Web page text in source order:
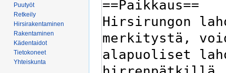
Puutyöt
Retkeily
Hirsirakentaminen
Rakentaminen
Kädentaidot
Tietokoneet
Yhteiskunta